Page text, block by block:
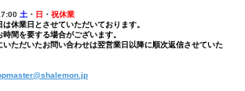
土 ・ 日 ・ 祝休業
休業日とさせていただいております。
間を要する場合がございます。
ただいたお問い合わせは翌営業日以降に順次返信させていた